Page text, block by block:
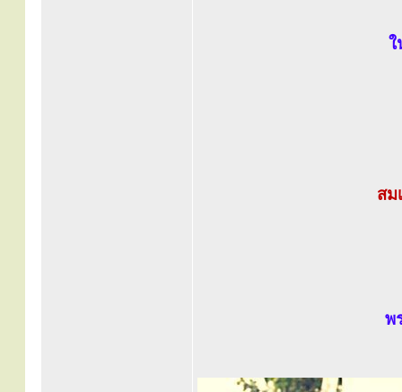
ใ
สม
พ